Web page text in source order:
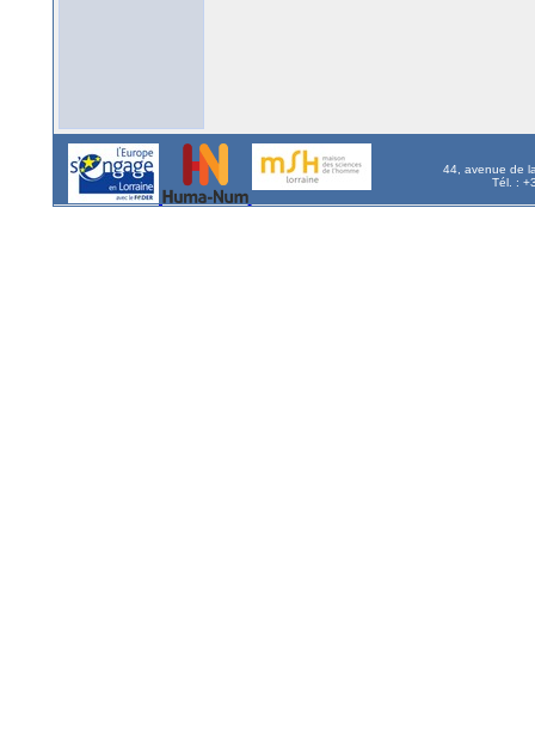
44, avenue de
Tél. :